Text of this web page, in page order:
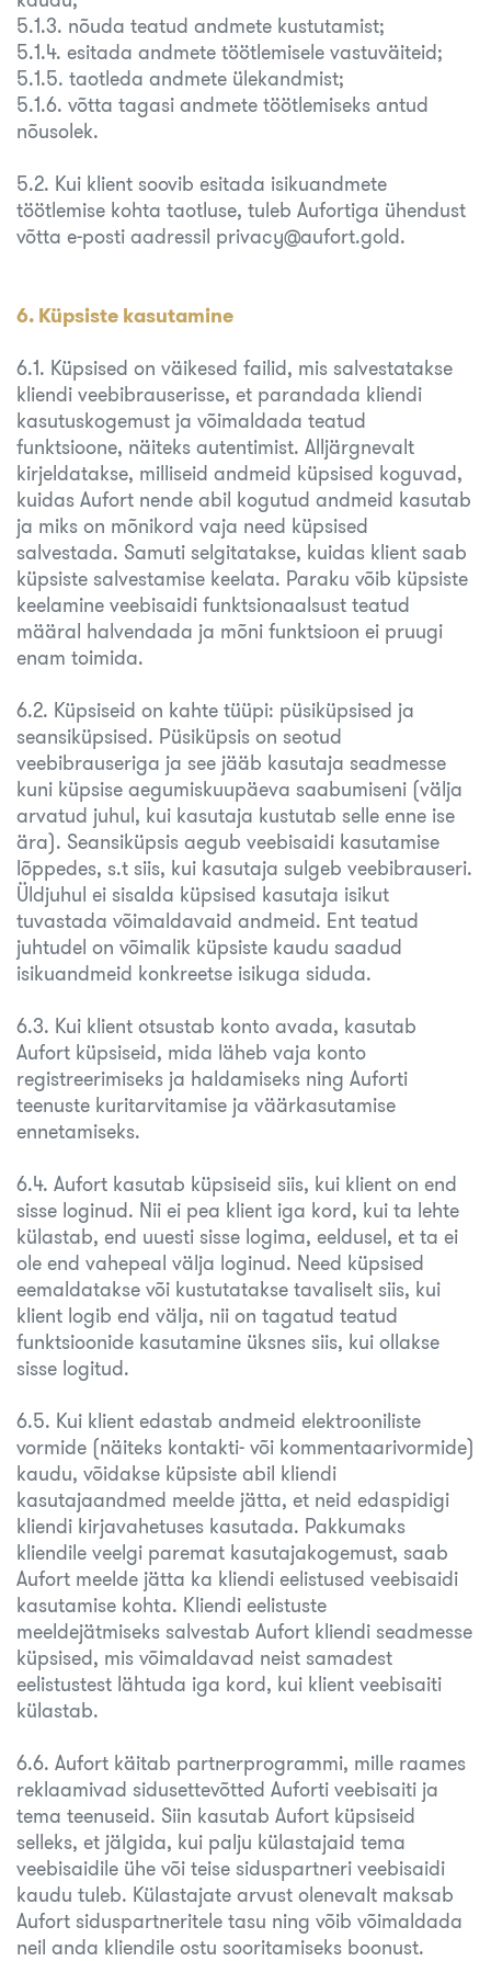
5.1.3. nõuda teatud andmete kustutamist;
5.1.4. esitada andmete töötlemisele vastuväiteid;
5.1.5. taotleda andmete ülekandmist;
5.1.6. võtta tagasi andmete töötlemiseks antud
nõusolek.
5.2. Kui klient soovib esitada isikuandmete
töötlemise kohta taotluse, tuleb Aufortiga ühendust
võtta e-posti aadressil privacy@aufort.gold.
6. Küpsiste kasutamine
6.1. Küpsised on väikesed failid, mis salvestatakse
kliendi veebibrauserisse, et parandada kliendi
kasutuskogemust ja võimaldada teatud
funktsioone, näiteks autentimist. Alljärgnevalt
kirjeldatakse, milliseid andmeid küpsised koguvad,
kuidas Aufort nende abil kogutud andmeid kasutab
ja miks on mõnikord vaja need küpsised
salvestada. Samuti selgitatakse, kuidas klient saab
küpsiste salvestamise keelata. Paraku võib küpsiste
keelamine veebisaidi funktsionaalsust teatud
määral halvendada ja mõni funktsioon ei pruugi
enam toimida.
6.2. Küpsiseid on kahte tüüpi: püsiküpsised ja
seansiküpsised. Püsiküpsis on seotud
veebibrauseriga ja see jääb kasutaja seadmesse
kuni küpsise aegumiskuupäeva saabumiseni (välja
arvatud juhul, kui kasutaja kustutab selle enne ise
ära). Seansiküpsis aegub veebisaidi kasutamise
lõppedes, s.t siis, kui kasutaja sulgeb veebibrauseri.
Üldjuhul ei sisalda küpsised kasutaja isikut
tuvastada võimaldavaid andmeid. Ent teatud
juhtudel on võimalik küpsiste kaudu saadud
isikuandmeid konkreetse isikuga siduda.
6.3. Kui klient otsustab konto avada, kasutab
Aufort küpsiseid, mida läheb vaja konto
registreerimiseks ja haldamiseks ning Auforti
teenuste kuritarvitamise ja väärkasutamise
ennetamiseks.
6.4. Aufort kasutab küpsiseid siis, kui klient on end
sisse loginud. Nii ei pea klient iga kord, kui ta lehte
külastab, end uuesti sisse logima, eeldusel, et ta ei
ole end vahepeal välja loginud. Need küpsised
eemaldatakse või kustutatakse tavaliselt siis, kui
klient logib end välja, nii on tagatud teatud
funktsioonide kasutamine üksnes siis, kui ollakse
sisse logitud.
6.5. Kui klient edastab andmeid elektrooniliste
vormide (näiteks kontakti- või kommentaarivormide)
kaudu, võidakse küpsiste abil kliendi
kasutajaandmed meelde jätta, et neid edaspidigi
kliendi kirjavahetuses kasutada. Pakkumaks
kliendile veelgi paremat kasutajakogemust, saab
Aufort meelde jätta ka kliendi eelistused veebisaidi
kasutamise kohta. Kliendi eelistuste
meeldejätmiseks salvestab Aufort kliendi seadmesse
küpsised, mis võimaldavad neist samadest
eelistustest lähtuda iga kord, kui klient veebisaiti
külastab.
6.6. Aufort käitab partnerprogrammi, mille raames
reklaamivad sidusettevõtted Auforti veebisaiti ja
tema teenuseid. Siin kasutab Aufort küpsiseid
selleks, et jälgida, kui palju külastajaid tema
veebisaidile ühe või teise siduspartneri veebisaidi
kaudu tuleb. Külastajate arvust olenevalt maksab
Aufort siduspartneritele tasu ning võib võimaldada
neil anda kliendile ostu sooritamiseks boonust.